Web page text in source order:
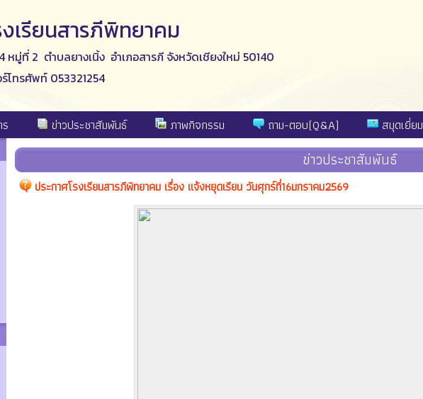
งเรียนสารภีพิทยาคม
หมู่ที่ 2 ตำบลยางเนิ้ง อำเภอสารภี จังหวัดเชียงใหม่ 50140
ร์โทรศัพท์ 053321254
ข่าวประชาสัมพันธ์ ภาพกิจกรรม ถาม-ตอบ(Q&A) สมุดเยี่ยม
ข่าวประชาสัมพันธ์
ประกาศโรงเรียนสารภีพิทยาคม เรื่อง แจ้งหยุดเรียน วันศุกร์ที่16มกราคม2569